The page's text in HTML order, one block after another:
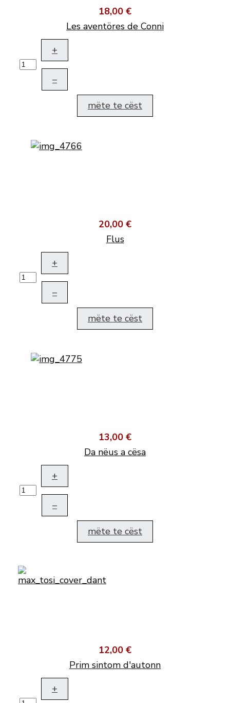
18,00 €
Les aventöres de Conni
+
–
mëte te cëst
20,00 €
Flus
+
–
mëte te cëst
13,00 €
Da nëus a cësa
+
–
mëte te cëst
12,00 €
Prim sintom d'autonn
+